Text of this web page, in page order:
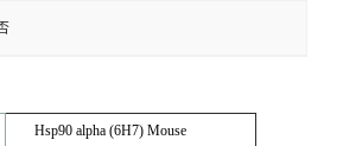
Hsp90 alpha (6H7) Mouse